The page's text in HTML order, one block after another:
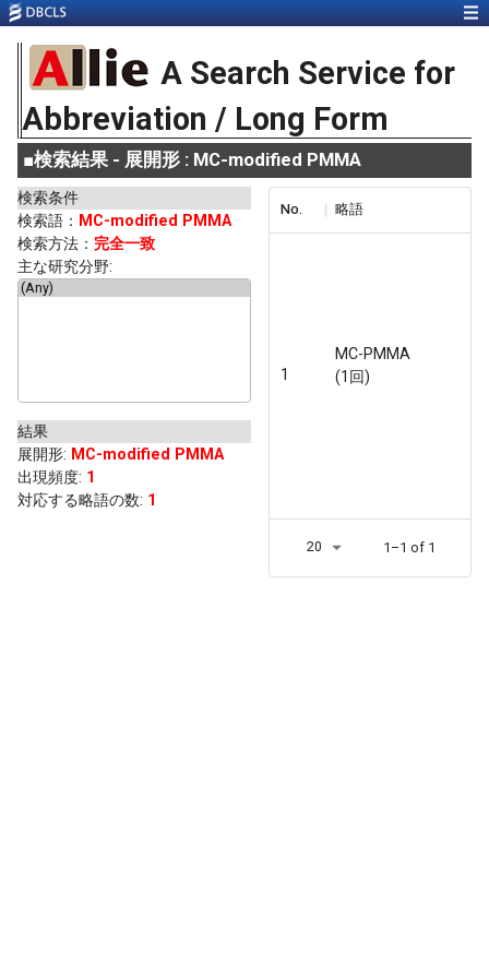
A Search Service for
Abbreviation / Long Form
■検索結果 - 展開形 : MC-modified PMMA
検索条件
検索語： MC-modified PMMA
検索方法： 完全一致
主な研究分野:
結果
展開形: MC-modified PMMA
出現頻度: 1
対応する略語の数: 1
No. 略語
1
MC-PMMA
(1回)
20 1–1 of 1